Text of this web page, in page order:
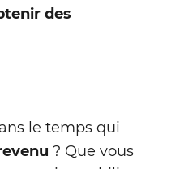
des
le temps qui
? Que vous